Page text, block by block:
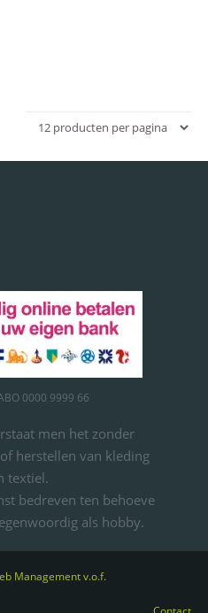
0000 9999 66
men het zonder
herstellen van kleding
textiel.
bedreven ten behoeve
als hobby.
Management v.o.f.
Contact